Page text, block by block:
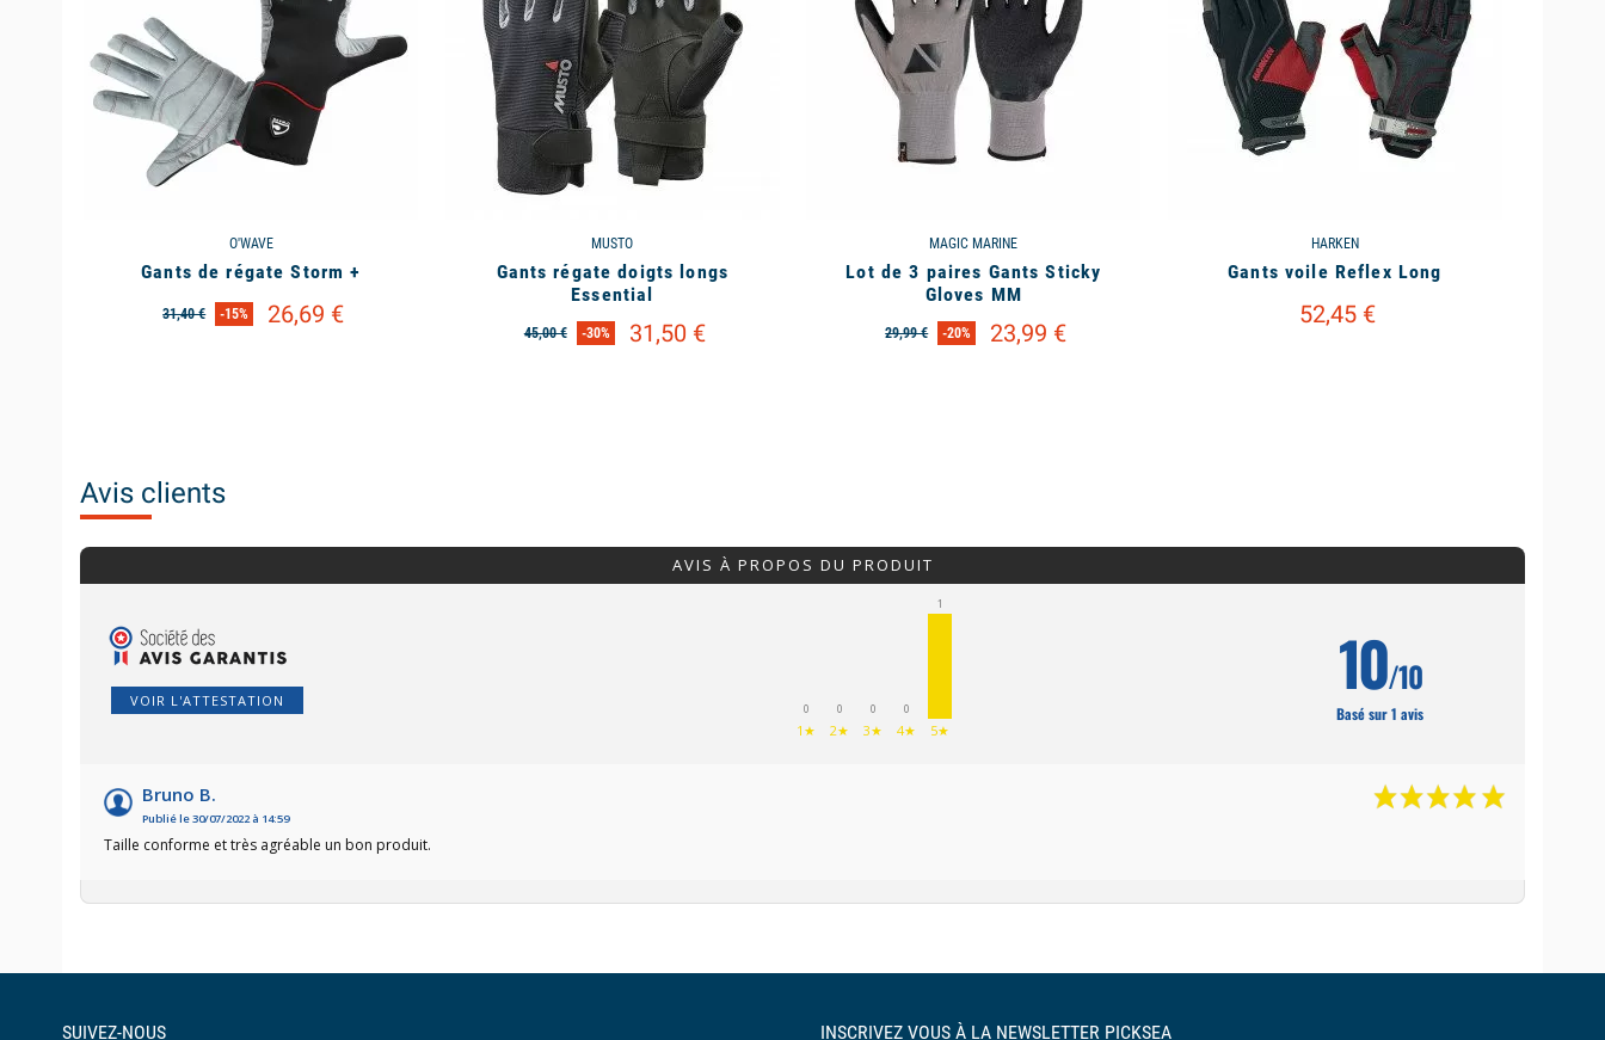
O'WAVE
Gants de régate Storm +
31,40 € -15% 26,69 €
MUSTO
Gants régate doigts longs
Essential
45,00 € -30% 31,50 €
MAGIC MARINE
Lot de 3 paires Gants Sticky
Gloves MM
29,99 € -20% 23,99 €
HARKEN
Gants voile Reflex Long
52,45 €
Avis clients
AVIS À PROPOS DU PRODUIT
VOIR L'ATTESTATION 0
1★
0
2★
0
3★
0
4★
1
5★
10/10
Basé sur 1 avis
Bruno B.
Publié le 30/07/2022 à 14:59
Taille conforme et très agréable un bon produit.
SUIVEZ-NOUS INSCRIVEZ VOUS À LA NEWSLETTER PICKSEA